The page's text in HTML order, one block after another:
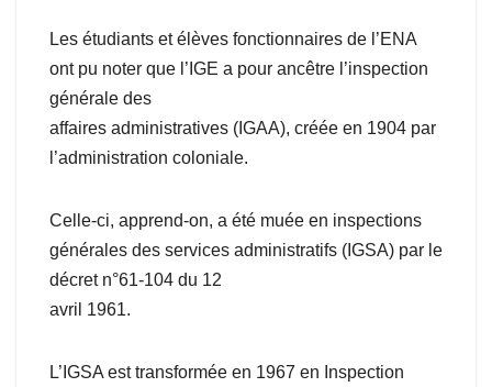
Les étudiants et élèves fonctionnaires de l’ENA
ont pu noter que l’IGE a pour ancêtre l’inspection
générale des
affaires administratives (IGAA), créée en 1904 par
l’administration coloniale.
Celle-ci, apprend-on, a été muée en inspections
générales des services administratifs (IGSA) par le
décret n°61-104 du 12
avril 1961.
L’IGSA est transformée en 1967 en Inspection